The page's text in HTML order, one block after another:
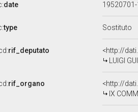
date
type Sostituto
rif_deputato
<http://
LUIGI
rif_organo
<http://
IX